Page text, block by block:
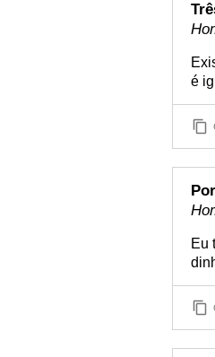
é
Eu